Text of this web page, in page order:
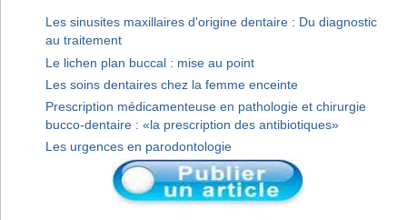
Les sinusites maxillaires d'origine dentaire : Du diagnostic
au traitement
Le lichen plan buccal : mise au point
Les soins dentaires chez la femme enceinte
Prescription médicamenteuse en pathologie et chirurgie
bucco-dentaire : «la prescription des antibiotiques»
Les urgences en parodontologie